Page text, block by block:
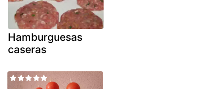
Hamburguesas
caseras